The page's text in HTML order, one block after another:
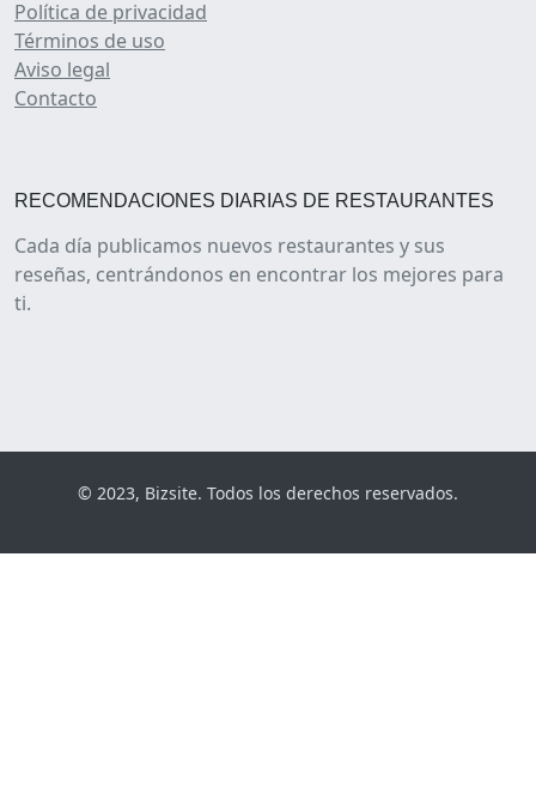
Política de privacidad
Términos de uso
Aviso legal
Contacto
RECOMENDACIONES DIARIAS DE RESTAURANTES
Cada día publicamos nuevos restaurantes y sus
reseñas, centrándonos en encontrar los mejores para
ti.
© 2023, Bizsite. Todos los derechos reservados.